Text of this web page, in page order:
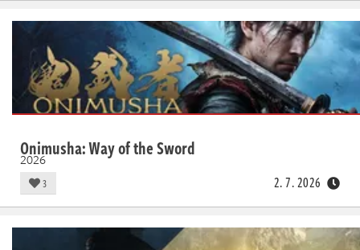
Onimusha: Way of the Sword
2026
3 2. 7. 2026